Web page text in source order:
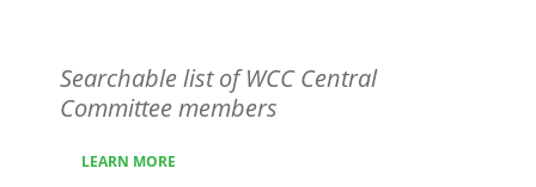
Searchable list of WCC Central
Committee members
LEARN MORE